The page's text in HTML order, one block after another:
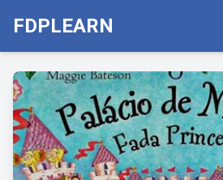
FDPLEARN